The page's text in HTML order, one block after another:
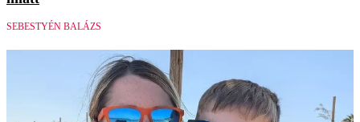
SEBESTYÉN BALÁZS